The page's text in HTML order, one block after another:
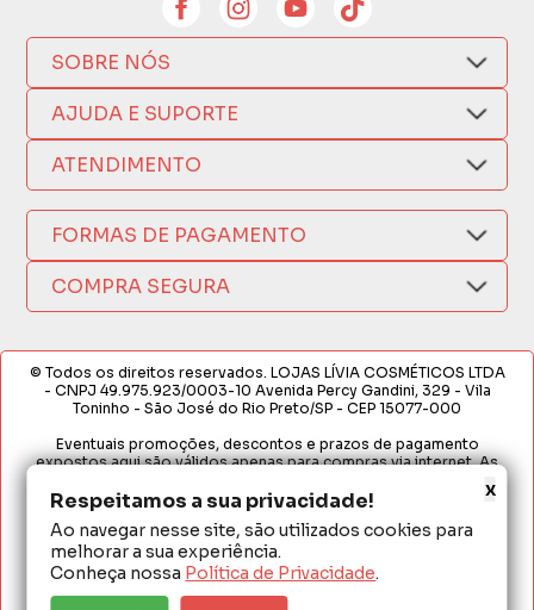
Respeitamos a sua privacidade!
Ao navegar nesse site, são utilizados cookies para
melhorar a sua experiência.
Conheça nossa Política de Privacidade.
x
SOBRE NÓS
Quem Somos
Compra Segura
Como Comprar
Nossas Lojas
Política de Privacidade
AJUDA E SUPORTE
Nosso Aplicativo
Trocas e Devoluções
Formas de Pagamento
Fretes e Entregas
Fabricantes
Termos de Compra e Venda
ATENDIMENTO
(17) 3209-9595
sacweb@lojaslivia.com.br
FORMAS DE PAGAMENTO
COMPRA SEGURA
© Todos os direitos reservados. LOJAS LÍVIA COSMÉTICOS LTDA
- CNPJ 49.975.923/0003-10 Avenida Percy Gandini, 329 - Vila
Toninho - São José do Rio Preto/SP - CEP 15077-000
Eventuais promoções, descontos e prazos de pagamento
expostos aqui são válidos apenas para compras via internet. As
Loja. É proibida a utilização total ou parcial sem nossa autorização.
Em caso de divergência de preços no site, o valor válido é o do
Carrinho de Compras. Preços e condições de pagamento
exclusivos para compras via internet. Ofertas válidas até o
término de nossos estoques para internet. Vendas sujeitas à
análise e confirmação de dados.